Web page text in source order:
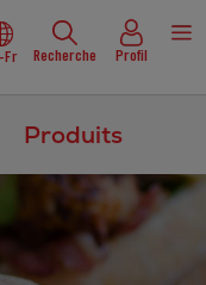
Fr Recherche Profil
Produits